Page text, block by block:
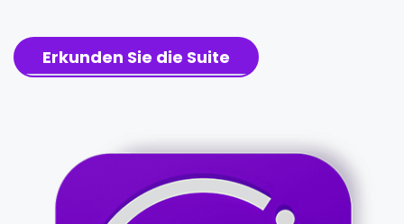
Erkunden Sie die Suite